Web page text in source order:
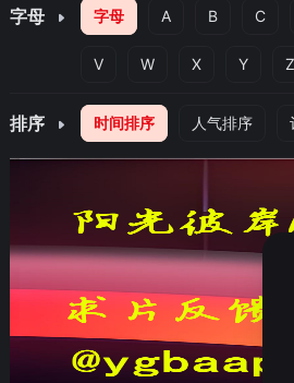
字母 字母 A B C
V W X Y Z
排序 时间排序 人气排序